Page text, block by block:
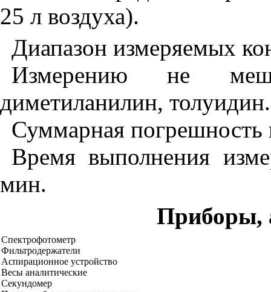
25 л воздуха).
Диапазон измеряемых
Измерению не
диметиланилин, толуидин.
Суммарная
Время выполнения
мин.
Приборы,
Спектрофотометр
Фильтродержатели
Аспирационное устройство
Весы аналитические
Секундомер